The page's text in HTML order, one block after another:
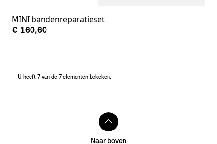
MINI bandenreparatieset
€ 160,60
U heeft 7 van de 7 elementen bekeken.